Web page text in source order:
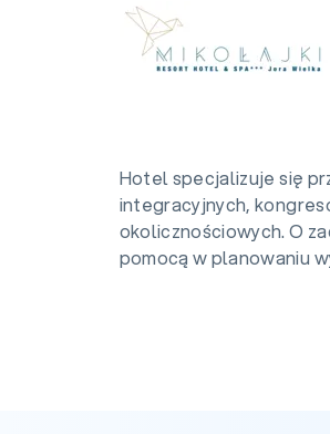
Hotel specjalizuje się
integracyjnych,
okolicznościowych. O
pomocą w planowaniu